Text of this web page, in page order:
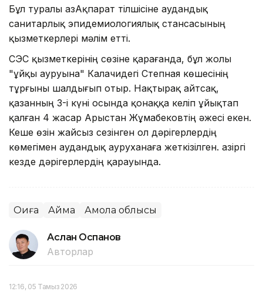
Бұл туралы ҚазАқпарат тілшісіне аудандық
санитарлық эпидемиологиялық стансасының
қызметкерлері мәлім етті.
СЭС қызметкерінің сөзіне қарағанда, бұл жолы
"ұйқы ауруына" Калачидегі Степная көшесінің
тұрғыны шалдығып отыр. Нақтырақ айтсақ,
қазанның 3-і күні осында қонаққа келіп ұйықтап
қалған 4 жасар Арыстан Жұмабековтің әжесі екен.
Кеше өзін жайсыз сезінген ол дәрігерлердің
көмегімен аудандық ауруханаға жеткізілген. Қазіргі
кезде дәрігерлердің қарауында.
Оқиға Аймақ Ақмола облысы
Аслан Оспанов
Авторлар
12:16, 05 Тамыз 2026